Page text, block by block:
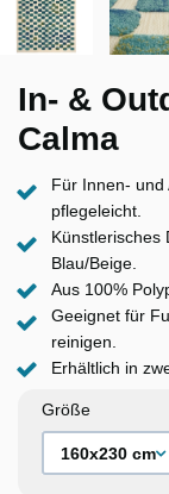
In- &
Calma
Für Innen-
pflegeleicht.
Künstlerisches
Blau/Beige.
Aus 100%
Geeignet für
reinigen.
Erhältlich in
Größe